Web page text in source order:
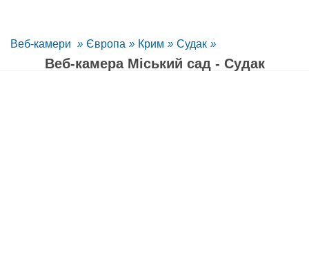
Веб-камери » Європа » Крим » Судак »
Веб-камера Міський сад - Судак